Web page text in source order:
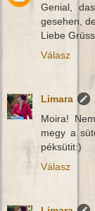
Genial,
gesehen,
Liebe
Válasz
Limara
Moira!
megy a
péksütit:)
Válasz